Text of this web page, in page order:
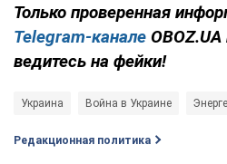
Только проверенная
Telegram-канале OBOZ.UA
ведитесь на фейки!
Украина Война в Украине
Редакционная политика